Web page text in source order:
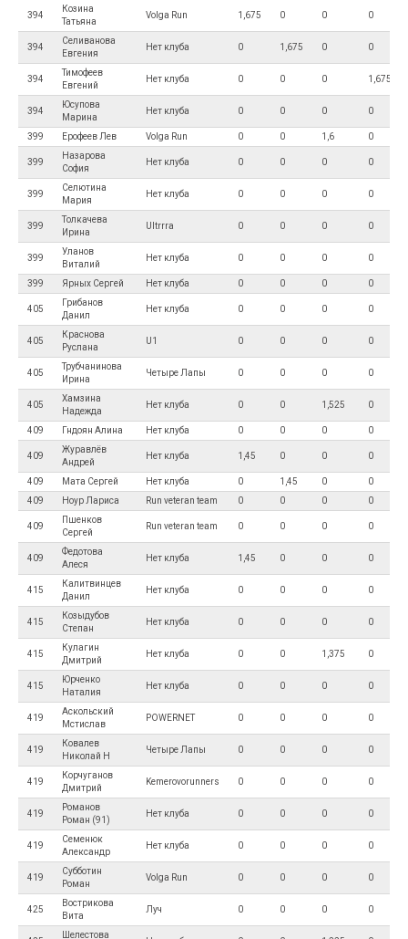
394
Козина
Татьяна
Volga Run 1,675 0 0 0
394
Селиванова
Евгения
Нет клуба 0 1,675 0 0
394
Тимофеев
Евгений
Нет клуба 0 0 0 1,675
394
Юсупова
Марина
Нет клуба 0 0 0 0
399 Ерофеев Лев Volga Run 0 0 1,6 0
399
Назарова
София
Нет клуба 0 0 0 0
399
Селютина
Мария
Нет клуба 0 0 0 0
399
Толкачева
Ирина
Ultrrra 0 0 0 0
399
Уланов
Виталий
Нет клуба 0 0 0 0
399 Ярных Сергей Нет клуба 0 0 0 0
405
Грибанов
Данил
Нет клуба 0 0 0 0
405
Краснова
Руслана
U1 0 0 0 0
405
Трубчанинова
Ирина
Четыре Лапы 0 0 0 0
405
Хамзина
Надежда
Нет клуба 0 0 1,525 0
409 Гндоян Алина Нет клуба 0 0 0 0
409
Журавлёв
Андрей
Нет клуба 1,45 0 0 0
409 Мата Сергей Нет клуба 0 1,45 0
0
409
Ноур Лариса Run veteran team 0 0 0 0
409
Пшенков
Сергей
Run veteran team 0 0 0 0
409
Федотова
Алеся
Нет клуба 1,45 0 0 0
415
Калитвинцев
Данил
Нет клуба 0 0 0 0
415
Козыдубов
Степан
Нет клуба 0 0 0 0
415
Кулагин
Дмитрий
Нет клуба 0 0 1,375 0
415
Юрченко
Наталия
Нет клуба 0 0 0 0
419
Аскольский
Мстислав
POWERNET 0 0 0 0
419
Ковалев
Николай Н
Четыре Лапы 0 0 0 0
419
Корчуганов
Дмитрий
Kemerovorunners 0 0 0 0
419
Романов
Роман (91)
Нет клуба 0 0 0 0
419
Семенюк
Александр
Нет клуба 0 0 0 0
419
Субботин
Роман
Volga Run 0 0 0 0
425
Вострикова
Вита
Луч 0 0 0 0
Шелестова